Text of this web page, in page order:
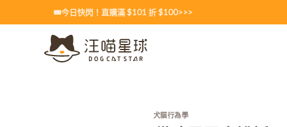
to
🎟️今日快閃！直購滿 $101 折 $100>>>
犬貓行為學